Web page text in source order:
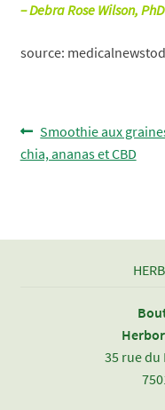
– Debra Rose Wilson, PhD
source:
Navigation
de
Article
précédent :
Smoothie aux
chia, ananas et CBD
35 rue du